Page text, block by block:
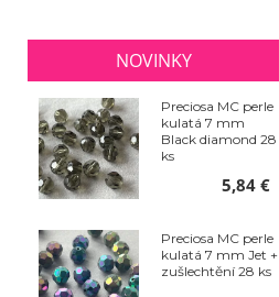
NOVINKY
Preciosa MC perle
kulatá 7 mm
Black diamond 28
ks
5,84 €
Preciosa MC perle
kulatá 7 mm Jet +
zušlechtění 28 ks